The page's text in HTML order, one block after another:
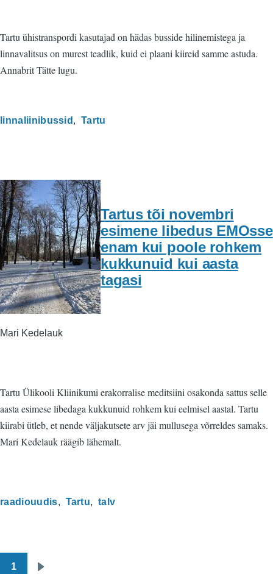
Tartu ühistranspordi kasutajad on hädas busside hilinemistega ja
linnavalitsus on murest teadlik, kuid ei plaani kiireid samme astuda.
Annabrit Tätte lugu.
linnaliinibussid Tartu
Tartus tõi novembri
esimene libedus EMOsse
enam kui poole rohkem
kukkunuid kui aasta
tagasi
Mari Kedelauk
Tartu Ülikooli Kliinikumi erakorralise meditsiini osakonda sattus selle
aasta esimese libedaga kukkunuid rohkem kui eelmisel aastal. Tartu
kiirabi ütleb, et nende väljakutsete arv jäi mullusega võrreldes samaks.
Mari Kedelauk räägib lähemalt.
raadiouudis Tartu talv
1